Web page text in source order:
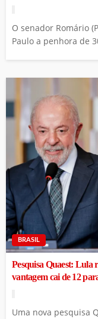
O senador Romário
Paulo a penhora de
BRASIL
Pesquisa Quaest: Lula
vantagem cai de 12
Uma nova pesquisa